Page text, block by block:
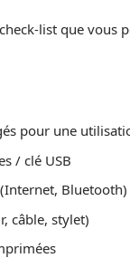
list que vous
pour une
/ clé USB
Bluetooth)
câble, stylet)